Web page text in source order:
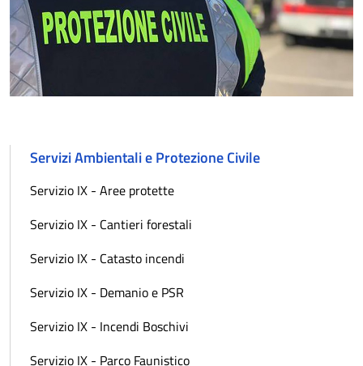
Servizi Ambientali e Protezione Civile
Servizio IX - Aree protette
Servizio IX - Cantieri forestali
Servizio IX - Catasto incendi
Servizio IX - Demanio e PSR
Servizio IX - Incendi Boschivi
Servizio IX - Parco Faunistico